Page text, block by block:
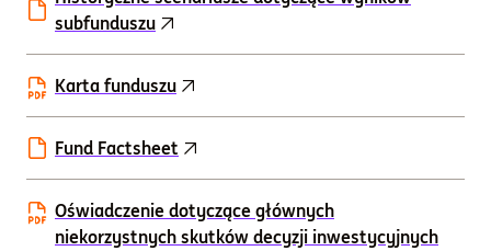
subfunduszu
Karta funduszu
Fund Factsheet
Oświadczenie dotyczące głównych
niekorzystnych skutków decyzji inwestycyjnych